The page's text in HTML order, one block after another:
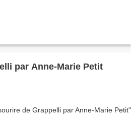
par Anne-Marie Petit